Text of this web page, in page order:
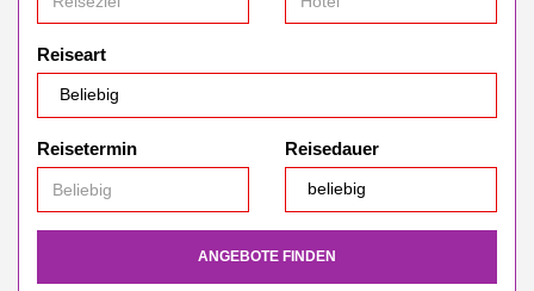
Reiseart
Reisetermin Reisedauer
ANGEBOTE FINDEN